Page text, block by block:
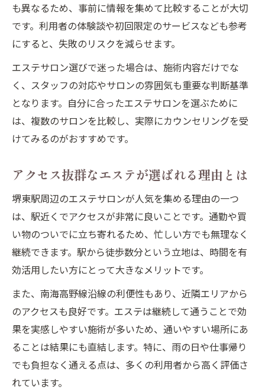
も異なるため、事前に情報を集めて比較することが大切
です。利用者の体験談や初回限定のサービスなども参考
にすると、失敗のリスクを減らせます。
エステサロン選びで迷った場合は、施術内容だけでな
く、スタッフの対応やサロンの雰囲気も重要な判断基準
となります。自分に合ったエステサロンを選ぶために
は、複数のサロンを比較し、実際にカウンセリングを受
けてみるのがおすすめです。
アクセス抜群なエステが選ばれる理由とは
堺東駅周辺のエステサロンが人気を集める理由の一つ
は、駅近くでアクセスが非常に良いことです。通勤や買
い物のついでに立ち寄れるため、忙しい方でも無理なく
継続できます。駅から徒歩数分という立地は、時間を有
効活用したい方にとって大きなメリットです。
また、南海高野線沿線の利便性もあり、近隣エリアから
のアクセスも良好です。エステは継続して通うことで効
果を実感しやすい施術が多いため、通いやすい場所にあ
ることは結果にも直結します。特に、雨の日や仕事帰り
でも負担なく通える点は、多くの利用者から高く評価さ
れています。